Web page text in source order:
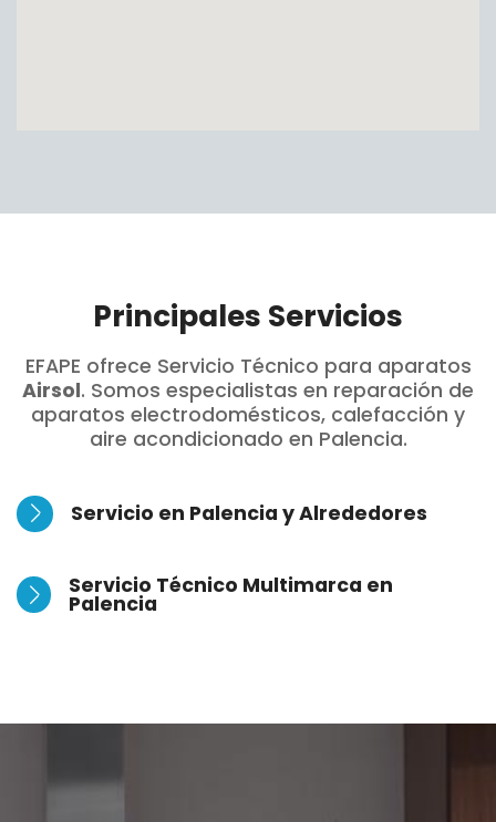
Principales Servicios
EFAPE ofrece Servicio Técnico para aparatos
Airsol. Somos especialistas en reparación de
aparatos electrodomésticos, calefacción y
aire acondicionado en Palencia.
Servicio en Palencia y Alrededores
Servicio Técnico Multimarca en
Palencia